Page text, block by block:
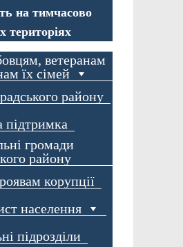
на тимчасово
територіях
ветеранам
їх сімей
району
підтримка
громади
району
корупції
населення
підрозділи